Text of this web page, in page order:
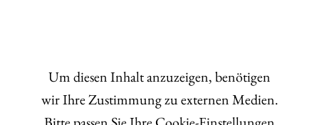
Um diesen Inhalt anzuzeigen, benötigen
wir Ihre Zustimmung zu externen Medien.